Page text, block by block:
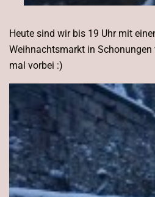
Heute sind wir bis 19 Uhr mit
Weihnachtsmarkt in Schonungen
mal vorbei :)